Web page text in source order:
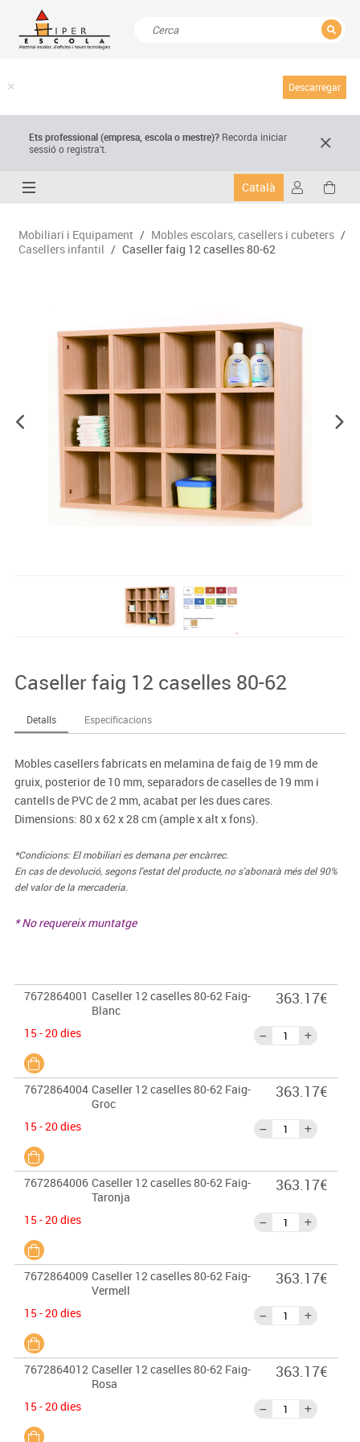
Descarregar
Ets professional (empresa,escola o mestre)? Recorda iniciar
sessió o registra't.
Català
Mobiliari i Equipament / Mobles escolars, casellers i cubeters /
Casellers infantil / Caseller faig 12 caselles 80-62
Caseller faig 12 caselles 80-62
Detalls Especificacions
Mobles casellers fabricats en melamina de faig de 19 mm de
gruix, posterior de 10 mm, separadors de caselles de 19 mm i
cantells de PVC de 2 mm, acabat per les dues cares.
Dimensions: 80 x 62 x 28 cm (ample x alt x fons).
*Condicions: El mobiliari es demana per encàrrec.
En cas de devolució, segons l'estat del producte, no s'abonarà més del 90%
del valor de la mercaderia.
* No requereix muntatge
7672864001 Caseller 12 caselles 80-62 Faig-
Blanc
15 - 20 dies
363.17€
7672864004 Caseller 12 caselles 80-62 Faig-
Groc
15 - 20 dies
363.17€
7672864006 Caseller 12 caselles 80-62 Faig-
Taronja
15 - 20 dies
363.17€
7672864009 Caseller 12 caselles 80-62 Faig-
Vermell
15 - 20 dies
363.17€
7672864012 Caseller 12 caselles 80-62 Faig-
Rosa
15 - 20 dies
363.17€